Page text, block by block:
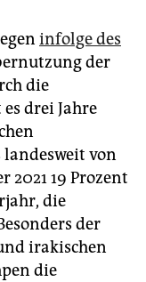
infolge des
der
die
drei Jahre
von
2021 19 Prozent
die
der
irakischen
die